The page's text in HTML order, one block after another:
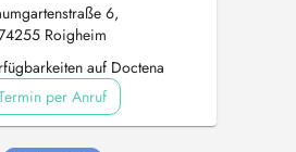
6,
Roigheim
auf Doctena
per Anruf